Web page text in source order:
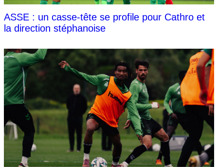
ASSE : un casse-tête se profile pour Cathro et
la direction stéphanoise